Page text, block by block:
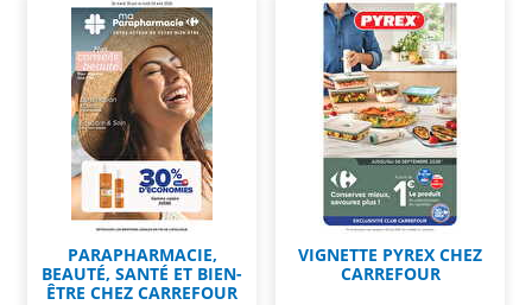
PARAPHARMACIE,
BEAUTÉ, SANTÉ ET BIEN-
ÊTRE CHEZ CARREFOUR
VIGNETTE PYREX CHEZ
CARREFOUR